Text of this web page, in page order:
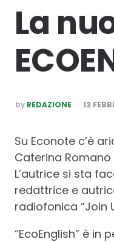
La
POSTED
BY
by REDAZIONE 13
Su Econote c’è
Caterina
L’autrice si sta
redattrice e
radiofonica “Join
“EcoEnglish” è in